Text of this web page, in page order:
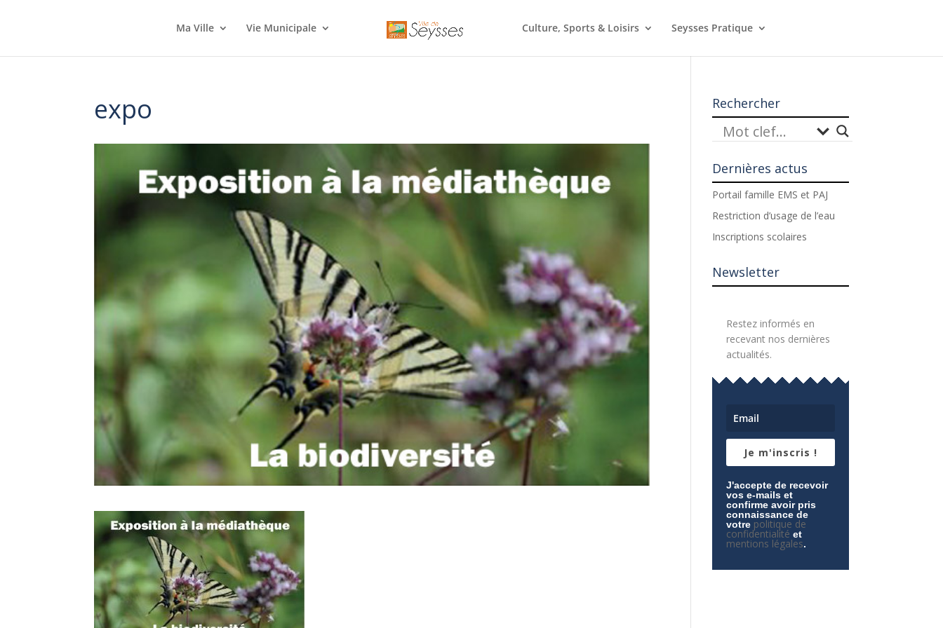
Ma Ville Vie Municipale Culture, Sports & Loisirs Seysses Pratique
expo Rechercher
Dernières actus
Portail famille EMS et PAJ
Restriction d’usage de l’eau
Inscriptions scolaires
Newsletter
Restez informés en
recevant nos dernières
actualités.
Je m'inscris !
J'accepte de recevoir
vos e-mails et
confirme avoir pris
connaissance de
votre politique de
confidentialité et
mentions légales.